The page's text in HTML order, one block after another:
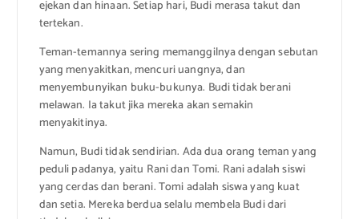
ejekan dan hinaan. Setiap hari, Budi merasa takut dan
tertekan.
Teman-temannya sering memanggilnya dengan sebutan
yang menyakitkan, mencuri uangnya, dan
menyembunyikan buku-bukunya. Budi tidak berani
melawan. Ia takut jika mereka akan semakin
menyakitinya.
Namun, Budi tidak sendirian. Ada dua orang teman yang
peduli padanya, yaitu Rani dan Tomi. Rani adalah siswi
yang cerdas dan berani. Tomi adalah siswa yang kuat
dan setia. Mereka berdua selalu membela Budi dari